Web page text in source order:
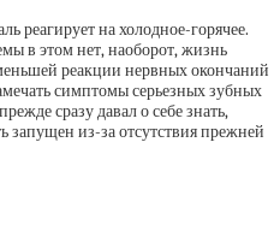
реагирует на холодное-горячее.
в этом нет, наоборот, жизнь
реакции нервных окончаний
симптомы серьезных зубных
сразу давал о себе знать,
запущен из-за отсутствия прежней